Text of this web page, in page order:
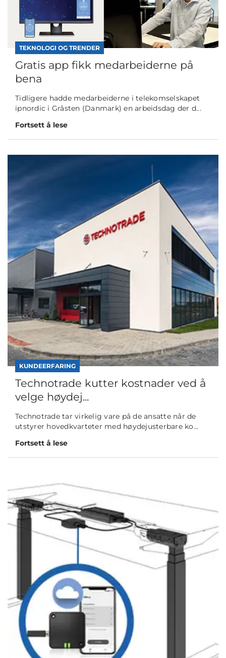
TEKNOLOGI OG TRENDER
Gratis app fikk medarbeiderne på
bena
Tidligere hadde medarbeiderne i telekomselskapet
ipnordic i Gråsten (Danmark) en arbeidsdag der d...
Fortsett å lese
KUNDEERFARING
Technotrade kutter kostnader ved å
velge høydej...
Technotrade tar virkelig vare på de ansatte når de
utstyrer hovedkvarteter med høydejusterbare ko...
Fortsett å lese